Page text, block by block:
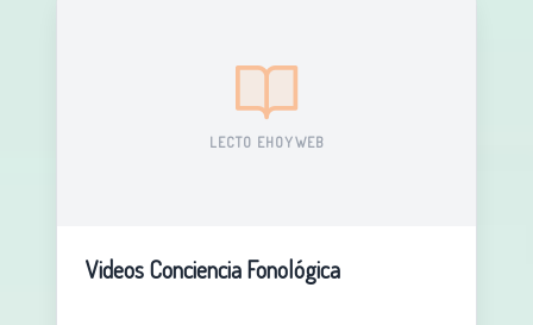
LECTO EHOYWEB
Videos Conciencia Fonológica